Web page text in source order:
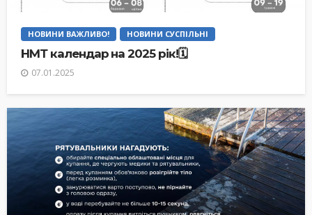
НОВИНИ ВАЖЛИВО! НОВИНИ СУСПІЛЬНІ
НМТ календар на 2025 рік!🗓
07.01.2025